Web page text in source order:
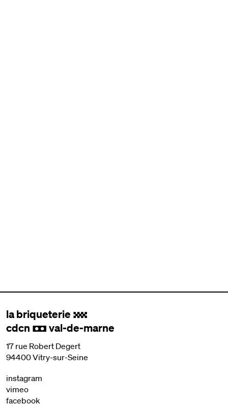
la briqueterie .
cdcn , val-de-marne
17 rue Robert Degert
94400 Vitry-sur-Seine
instagram
vimeo
facebook